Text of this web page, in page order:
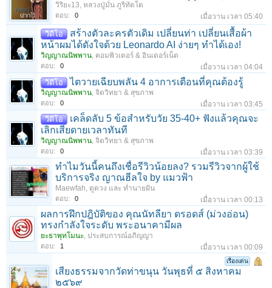
วิริยะ13, หลวงปู่มั่น ภูริทัตโต
ตอบ: 0 เมื่อวาน เวลา 05:40
วีดีโอ
สร้างตัวละครตัวเดิม เปลี่ยนท่า เปลี่ยนเสื้อผ้า
หน้าผมได้ดังใจด้วย Leonardo AI ง่ายๆ ทำได้เอง!
วิญญาณนิพพาน, คอมพิวเตอร์ & อินเตอร์เน็ต
ตอบ: 0 เมื่อวาน เวลา 04:04
วีดีโอ ไตวายเฉียบพลัน 4 อาการเตือนที่คุณต้องรู้
วิญญาณนิพพาน, จิตวิทยา & สุขภาพ
ตอบ: 0 เมื่อวาน เวลา 03:45
วีดีโอ
เคล็ดลับ 5 ข้อสำหรับวัย 35-40+ ฟังแล้วคุณจะ
เลิกเสียดายเวลาทันที
วิญญาณนิพพาน, จิตวิทยา & สุขภาพ
ตอบ: 0 เมื่อวาน เวลา 03:39
ทำไมวันนี้คนถึงเชื่อรีวิวน้อยลง? รวมรีวิวจากผู้ใช้
บริการจริง ญาณฮีลใจ by แมวฟ้า
Maewfah, ดูดวง และ ทำนายฝัน
ตอบ: 0 เมื่อวาน เวลา 00:13
ผลการฝึกปฎิบัติของ คุณนัทลียา ดรอดส์ (ม่วงอ่อน)
ทรงกำลังใจระดับ พระอนาคามีผล
ยะธาพุทโมนะ, ประสบการณ์อภิญญา
ตอบ: 1 เมื่อวาน เวลา 00:09
เรื่องเด่น
เสียงธรรมจากวัดท่าขนุน วันพุธที่ ๕ สิงหาคม
๒๕๖๙